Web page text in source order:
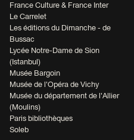
France Culture & France Inter
Le Carrelet
Les éditions du Dimanche - de
Bussac
Lycée Notre-Dame de Sion
(Istanbul)
Musée Bargoin
Musée de l'Opéra de Vichy
Musée du département de l'Allier
(Moulins)
Paris bibliothèques
Soleb